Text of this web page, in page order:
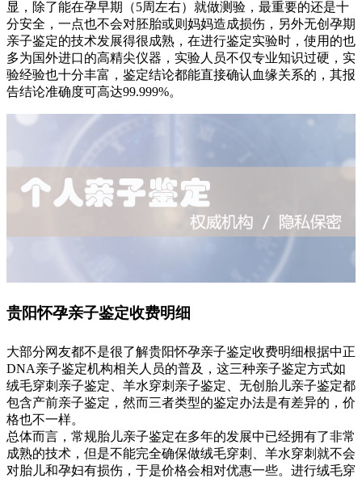
显，除了能在孕早期（5周左右）就做测验，最重要的还是十
分安全，一点也不会对胚胎或则妈妈造成损伤，另外无创孕期
亲子鉴定的技术发展得很成熟，在进行鉴定实验时，使用的也
多为国外进口的高精尖仪器，实验人员不仅专业知识过硬，实
验经验也十分丰富，鉴定结论都能直接确认血缘关系的，其报
告结论准确度可高达99.999%。
贵阳怀孕亲子鉴定收费明细
大部分网友都不是很了解贵阳怀孕亲子鉴定收费明细根据中正
DNA亲子鉴定机构相关人员的普及，这三种亲子鉴定方式如
绒毛穿刺亲子鉴定、羊水穿刺亲子鉴定、无创胎儿亲子鉴定都
包含产前亲子鉴定，然而三者类型的鉴定办法是有差异的，价
格也不一样。
总体而言，常规胎儿亲子鉴定在多年的发展中已经拥有了非常
成熟的技术，但是不能完全确保做绒毛穿刺、羊水穿刺就不会
对胎儿和孕妇有损伤，于是价格会相对优惠一些。进行绒毛穿